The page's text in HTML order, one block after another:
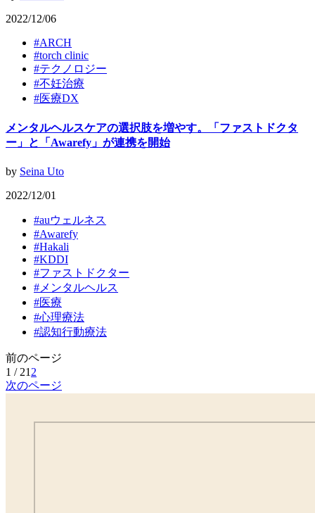
2022/12/06
#ARCH
#torch clinic
#テクノロジー
#不妊治療
#医療DX
メンタルヘルスケアの選択肢を増やす。「ファストドクタ
ー」と「Awarefy」が連携を開始
by Seina Uto
2022/12/01
#auウェルネス
#Awarefy
#Hakali
#KDDI
#ファストドクター
# メンタルヘルス
#医療
#心理療法
#認知行動療法
前のページ
1 / 21 2
次のページ